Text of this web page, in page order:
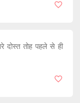
दोस्त तोह पहले से ही